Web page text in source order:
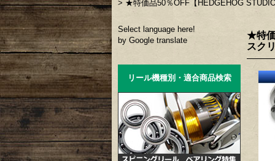
> ★特価品50％OFF【HEDGEHOG
Select language here!
by Google translate
リール機種別・適合商品検索
★特価
スク